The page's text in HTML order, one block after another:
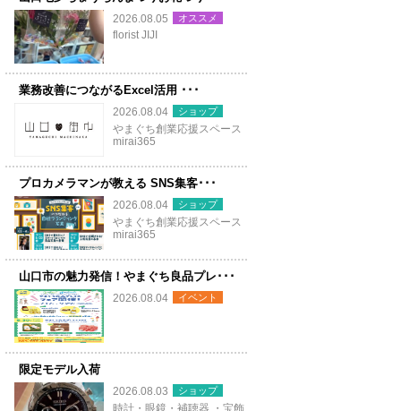
2026.08.05
オススメ
florist JIJI
業務改善につながるExcel活用 ･･･
2026.08.04
ショップ
やまぐち創業応援スペース
mirai365
プロカメラマンが教える SNS集客･･･
2026.08.04
ショップ
やまぐち創業応援スペース
mirai365
山口市の魅力発信！やまぐち良品プレ･･･
2026.08.04 イベント
限定モデル入荷
2026.08.03
ショップ
時計・眼鏡・補聴器 ・宝飾